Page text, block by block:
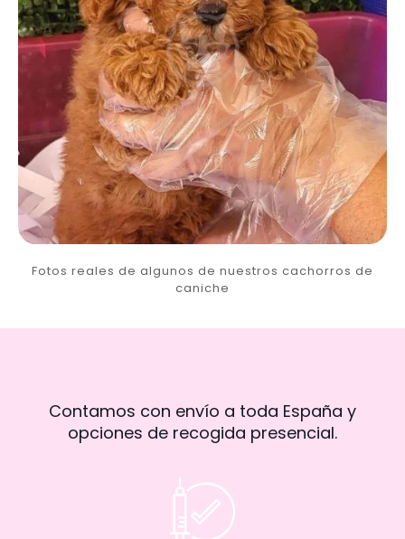
Fotos reales de algunos de nuestros cachorros de
caniche
Contamos con envío a toda España y
opciones de recogida presencial.